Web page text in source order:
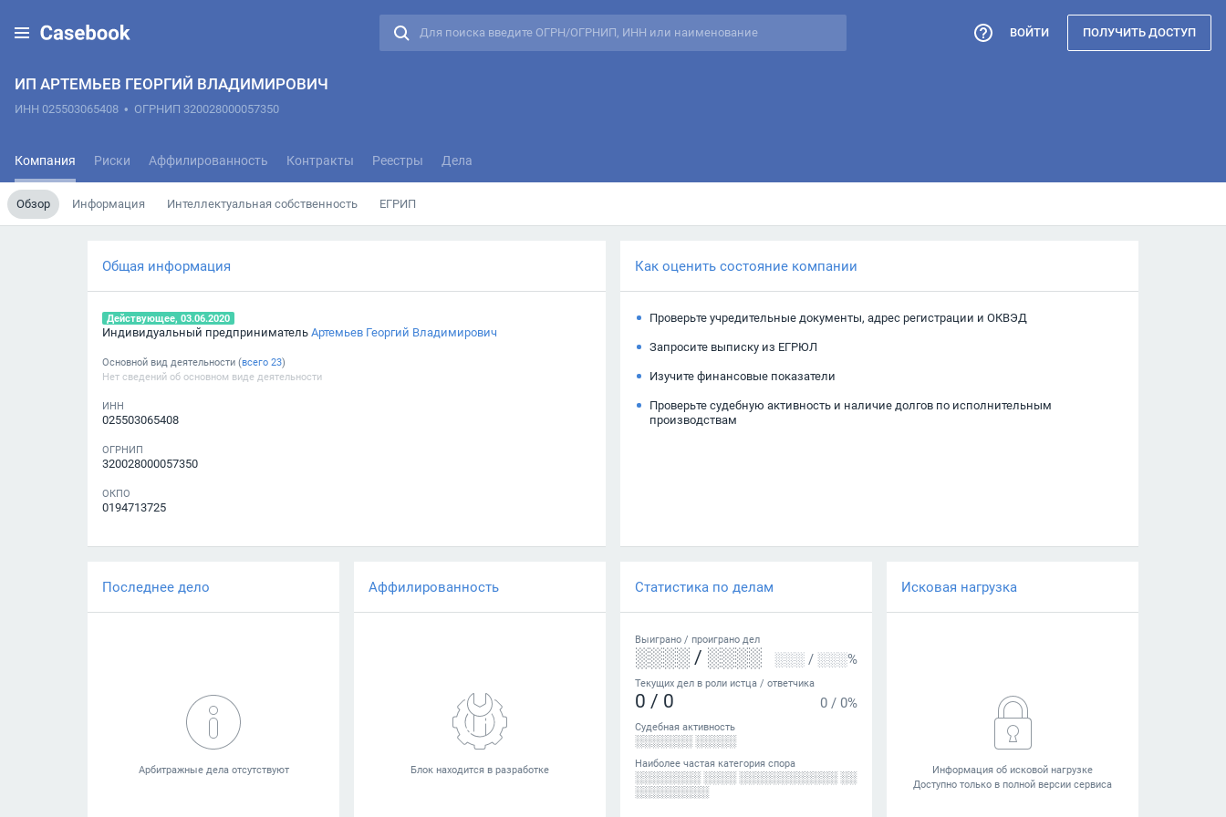
ИП АРТЕМЬЕВ ГЕОРГИЙ ВЛАДИМИРОВИЧ
ИНН 025503065408 • ОГРНИП 320028000057350
Компания Риски Аффилированность Контракты Реестры Дела
Обзор Информация Интеллектуальная собственность ЕГРИП
ВОЙТИ ПОЛУЧИТЬ ДОСТУП
Общая информация
Действующее, 03.06.2020
Индивидуальный предпринимательАртемьев Георгий Владимирович
Основной вид деятельности (всего 23)
Нет сведений об основном виде деятельности
ИНН
025503065408
ОГРНИП
320028000057350
ОКПО
0194713725
Как оценить состояние компании
Проверьте учредительные документы, адрес регистрации и ОКВЭД
Запросите выписку из ЕГРЮЛ
Изучите финансовые показатели
Проверьте судебную активность и наличие долгов по исполнительным
производствам
Последнее дело Аффилированность Статистика по делам
Выиграно / проиграно дел
░░░░ / ░░░░ ░░░ / ░░░%
Текущих дел в роли истца / ответчика
0 / 0 0 / 0%
Судебная активность
░░░░░░░ ░░░░░
Наиболее частая категория спора
░░░░░░░░ ░░░░ ░░░░░░░░░░░░ ░░
░░░░░░░░░
Исковая нагрузка